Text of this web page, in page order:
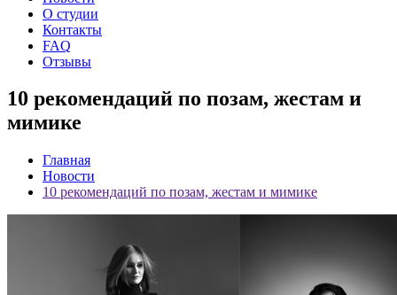
О студии
Контакты
FAQ
Отзывы
10 рекомендаций по позам, жестам и
мимике
Главная
Новости
10 рекомендаций по позам, жестам и мимике